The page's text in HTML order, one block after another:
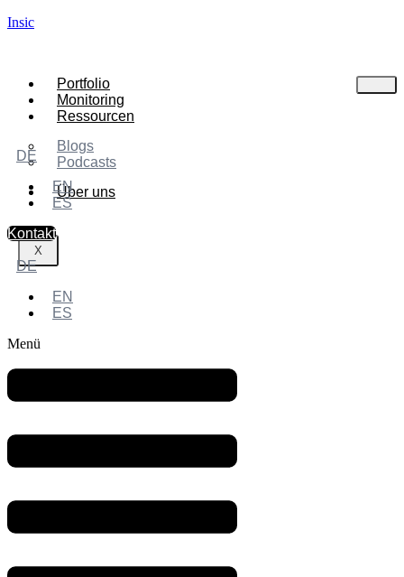
Insic
Portfolio
Monitoring
Ressourcen
Blogs
Podcasts
Über uns
X
DE
EN
ES
Kontakt
DE
EN
ES
Menü